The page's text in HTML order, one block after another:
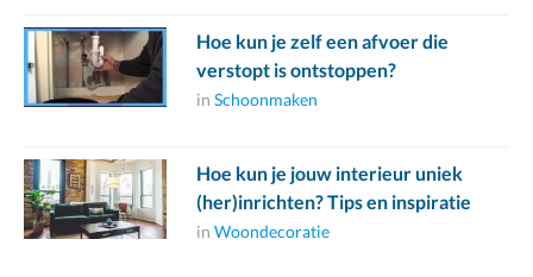
Hoe kun je zelf een afvoer die
verstopt is ontstoppen?
in Schoonmaken
Hoe kun je jouw interieur uniek
(her)inrichten? Tips en inspiratie
in Woondecoratie